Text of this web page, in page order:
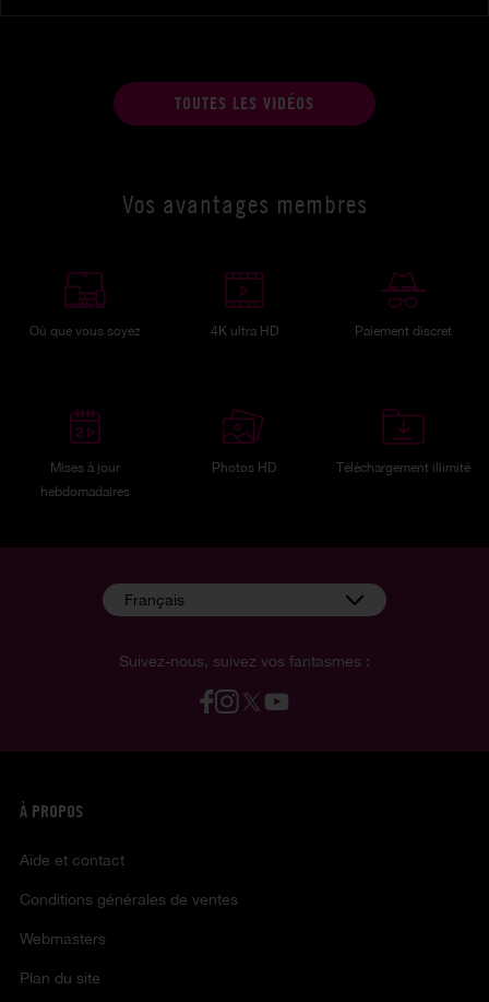
TOUTES LES VIDÉOS
Vos avantages membres
Où que vous soyez 4K ultra HD Paiement discret
Mises à jour
hebdomadaires
Photos HD Téléchargement illimité
Suivez-nous, suivez vos fantasmes :
Français
À PROPOS
Aide et contact
Conditions générales de ventes
Webmasters
Plan du site